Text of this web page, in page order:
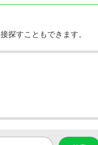
探すこともできます。